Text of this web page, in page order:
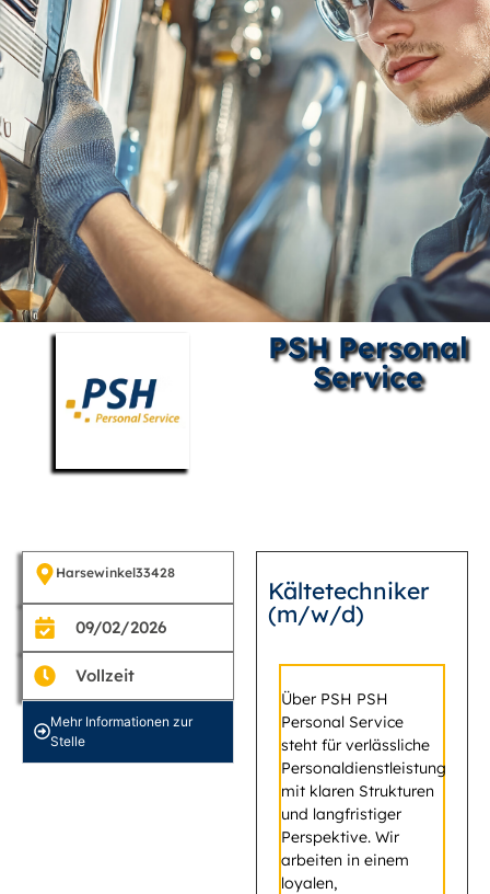
PSH Personal
Service
Harsewinkel33428
09/02/2026
Vollzeit
Mehr Informationen zur
Stelle
Kältetechniker
(m/w/d)
Über PSH PSH
Personal Service
steht für verlässliche
Personaldienstleistung
mit klaren Strukturen
und langfristiger
Perspektive. Wir
arbeiten in einem
loyalen,